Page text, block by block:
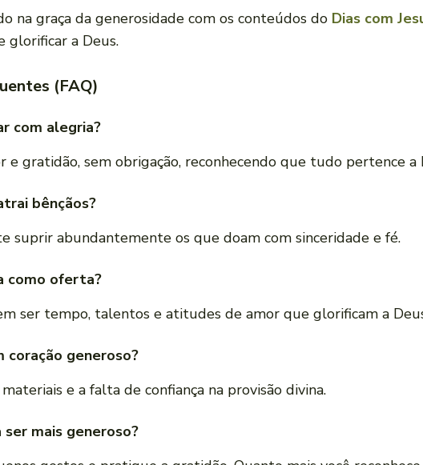
na graça da generosidade com os conteúdos do Dias com
glorificar a Deus.
(FAQ)
com alegria?
e gratidão, sem obrigação, reconhecendo que tudo pertence a
bênçãos?
suprir abundantemente os que doam com sinceridade e fé.
como oferta?
ser tempo, talentos e atitudes de amor que glorificam a
coração generoso?
e a falta de confiança na provisão divina.
ser mais generoso?